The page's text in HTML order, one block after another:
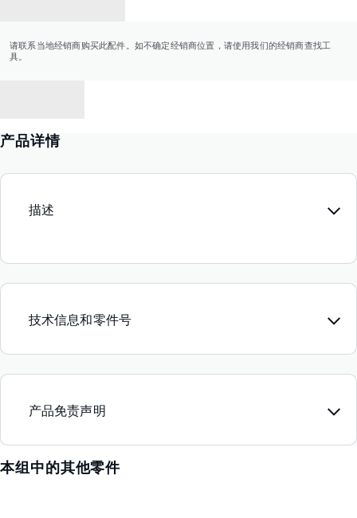
请联系当地经销商购买此配件。如不确定经销商位置，请使用我们的经销商查找工
具。
产品详情
描述
技术信息和零件号
产品免责声明
本组中的其他零件